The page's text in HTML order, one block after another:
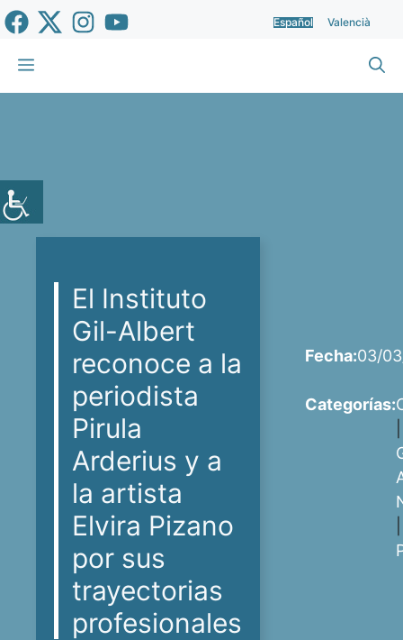
Saltar
al
contenido
Español Valencià
Menú
El Instituto
Gil-Albert
reconoce a la
periodista
Pirula
Arderius y a
la artista
Elvira Pizano
por sus
trayectorias
profesionales
Fecha:03/
Categorías: